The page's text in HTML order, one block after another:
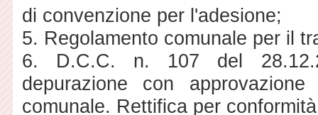
di convenzione per l'adesione;
5. Regolamento comunale per il
6. D.C.C. n. 107 del
depurazione con
comunale. Rettifica per